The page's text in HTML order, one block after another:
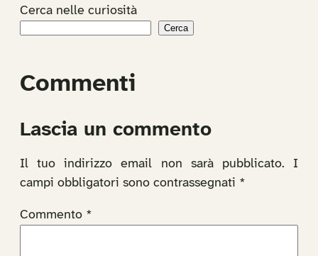
Cerca nelle curiosità
Cerca
Commenti
Lascia un commento
Il tuo indirizzo email non sarà pubblicato.
I
campi obbligatori sono contrassegnati *
Commento *